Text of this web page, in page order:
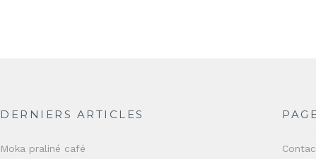
DERNIERS ARTICLES
Moka praliné café